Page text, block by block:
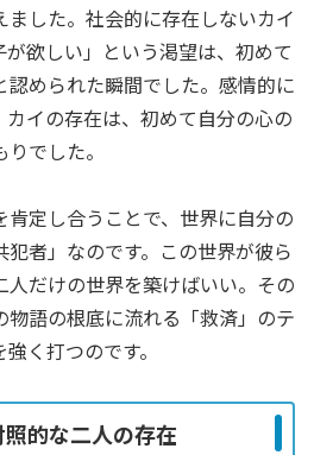
ました。社会的に存在しないカイ
欲しい」という渇望は、初めて
認められた瞬間でした。感情的に
イの存在は、初めて自分の心の
でした。
定し合うことで、世界に自分の
者」なのです。この世界が彼ら
だけの世界を築けばいい。その
語の根底に流れる「救済」のテ
く打つのです。
的な二人の存在